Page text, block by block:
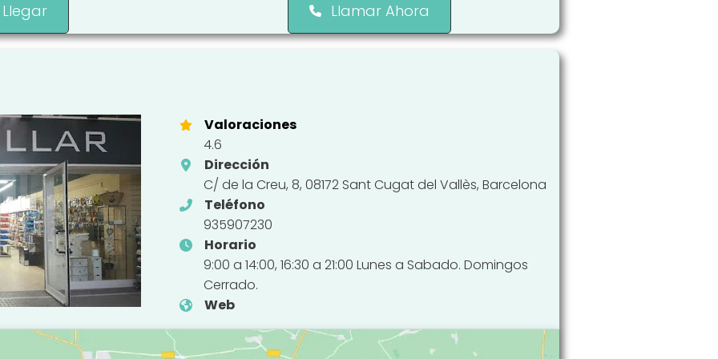
Llamar Ahora
Valoraciones
4.6
Dirección
C/ de la Creu, 8, 08172 Sant Cugat del Vallès, Barcelona
Teléfono
935907230
Horario
9:00 a 14:00, 16:30 a 21:00 Lunes a Sabado. Domingos
Cerrado.
Web